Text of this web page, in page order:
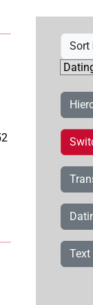
Sort
Text